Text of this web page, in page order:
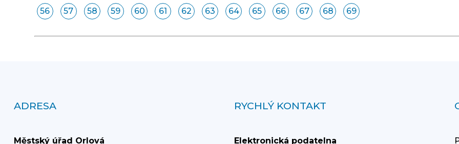
56 57 58 59 60 61 62 63 64 65 66 67 68 69
ADRESA
Městský úřad Orlová
RYCHLÝ KONTAKT
Elektronická podatelna